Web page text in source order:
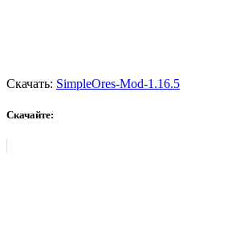
Скачать: SimpleOres-Mod-1.16.5
Скачайте: